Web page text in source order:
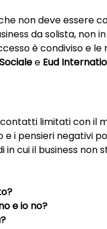
non deve essere
da solista, non
è condiviso e
e Eud
contatti limitati con il
e i pensieri negativi
cui il business non
e io no?